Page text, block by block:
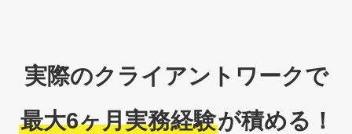
実際のクライアントワークで
最大6ヶ月実務経験が積める！